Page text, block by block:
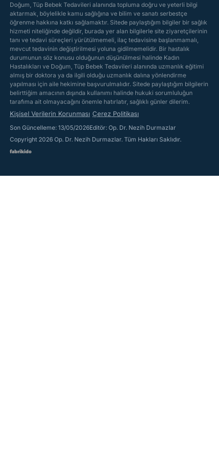
Doğum, Tüp Bebek Tedavileri alanında topluma doğru ve yeterli bilgi
aktarmak, böylelikle kamu sağlığına ve bilim ve sanatı serbestçe
öğrenme hakkına katkı sağlamaktır. Sitede paylaştığım bilgiler bir sağlık
hizmeti niteliğinde değildir, burada yer alan bilgilerle site ziyaretçilerinin
tanı ve tedavi süreçleri yürütülmemeli, ilaç tedavisine başlanmamalı,
mevcut tedavinin değiştirilmesi yoluna gidilmemelidir. Bir hastalık
durumunun söz konusu olduğunun düşünülmesi halinde Kadın
Hastalıkları ve Doğum, Tüp Bebek Tedavileri alanında uzmanlık eğitimi
almış bir doktora ya da ilgili olduğu uzmanlık dalına yönlendirme
yapılması için aile hekimine başvurulmalıdır. Sitede paylaştığım bilgilerin
belirttiğim amacının dışında kullanımı halinde hukuki sorumluluğun
tarafıma ait olmayacağını önemle hatırlatır, sağlıklı günler dilerim.
Kişisel Verilerin Korunması Çerez Politikası
Son Güncelleme: 13/05/2026Editör: Op. Dr. Nezih Durmazlar
Copyright 2026 Op. Dr. Nezih Durmazlar. Tüm Hakları Saklıdır.